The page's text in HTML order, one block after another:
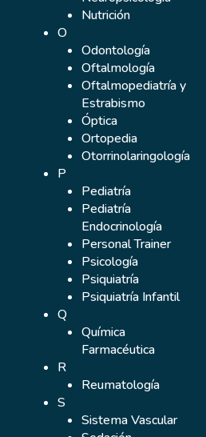
Nutrición
O
Odontología
Oftalmología
Oftalmopediatría y
Estrabismo
Óptica
Ortopedia
Otorrinolaringología
P
Pediatría
Pediatría
Endocrinología
Personal Trainer
Psicología
Psiquiatría
Psiquiatría Infantil
Q
Química
Farmacéutica
R
Reumatología
S
Sistema Vascular